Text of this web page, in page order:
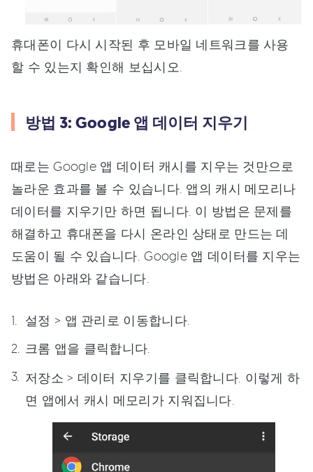
휴대폰이 다시 시작된 후 모바일 네트워크를 사용
할 수 있는지 확인해 보십시오.
방법 3: Google 앱 데이터 지우기
때로는 Google 앱 데이터 캐시를 지우는 것만으로
놀라운 효과를 볼 수 있습니다. 앱의 캐시 메모리나
데이터를 지우기만 하면 됩니다. 이 방법은 문제를
해결하고 휴대폰을 다시 온라인 상태로 만드는 데
도움이 될 수 있습니다. Google 앱 데이터를 지우는
방법은 아래와 같습니다.
설정 > 앱 관리로 이동합니다.
크롬 앱을 클릭합니다.
저장소 > 데이터 지우기를 클릭합니다. 이렇게 하
면 앱에서 캐시 메모리가 지워집니다.